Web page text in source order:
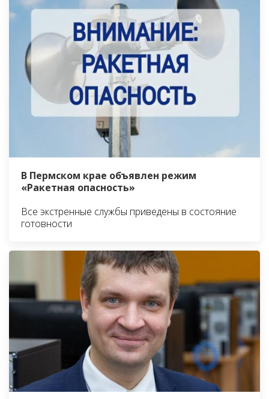
В Пермском крае объявлен режим
«Ракетная опасность»
Все экстренные службы приведены в состояние
готовности